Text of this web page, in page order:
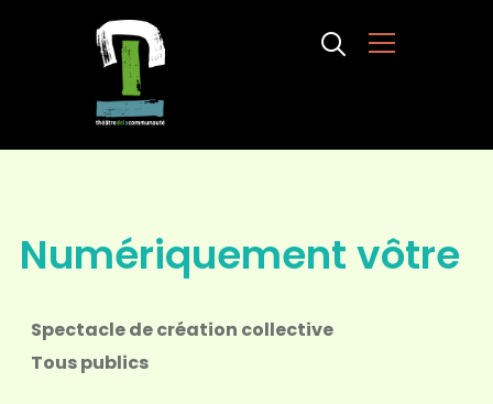
Info
Numériquement vôtre
Spectacle de création collective
Tous publics